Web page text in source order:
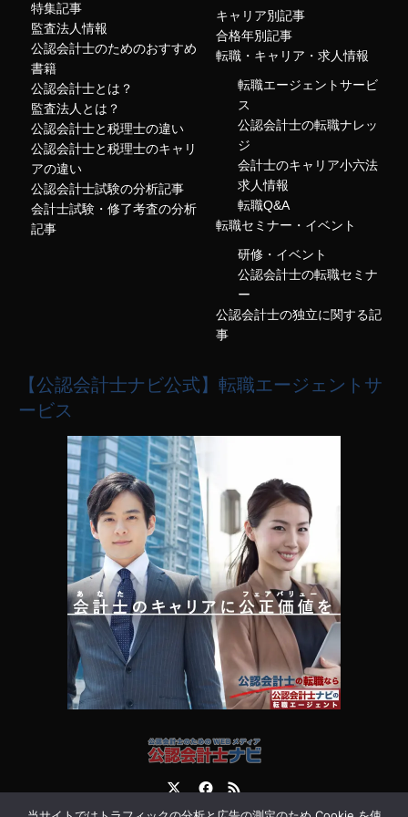
特集記事
監査法人情報
公認会計士のためのおすすめ
書籍
公認会計士とは？
監査法人とは？
公認会計士と税理士の違い
公認会計士と税理士のキャリ
アの違い
公認会計士試験の分析記事
会計士試験・修了考査の分析
記事
キャリア別記事
合格年別記事
転職・キャリア・求人情報
転職エージェントサービ
ス
公認会計士の転職ナレッ
ジ
会計士のキャリア小六法
求人情報
転職Q&A
転職セミナー・イベント
研修・イベント
公認会計士の転職セミナ
ー
公認会計士の独立に関する記
事
【公認会計士ナビ公式】転職エージェントサ
ービス